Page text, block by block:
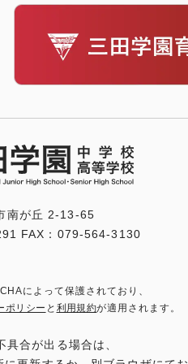
南が丘 2-13-65
FAX：079-564-3130
によって保護されており、
ポリシー と 利用規約が適用されます。
合が出る場合は、